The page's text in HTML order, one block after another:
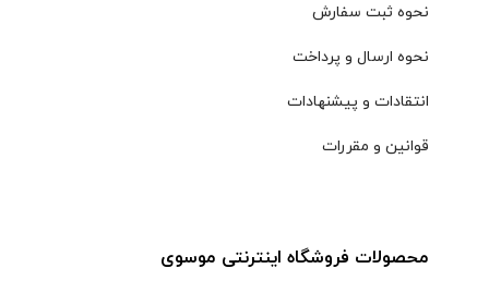
نحوه ثبت سفارش
نحوه ارسال و پرداخت
انتقادات و پیشنهادات
قوانین و مقررات
محصولات فروشگاه اینترنتی موسوی